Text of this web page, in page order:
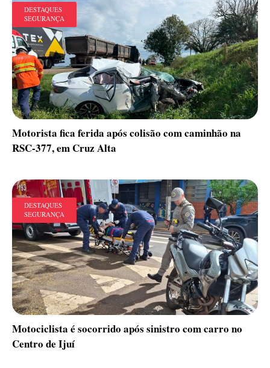
DESTAQUES
SEGURANÇA
Motorista fica ferida após colisão com caminhão na
RSC-377, em Cruz Alta
DESTAQUES
SEGURANÇA
Motociclista é socorrido após sinistro com carro no
Centro de Ijuí